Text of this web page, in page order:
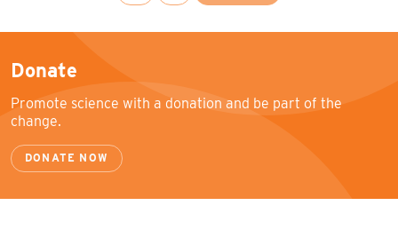
Donate
Promote science with a donation and be part of the
change.
DONATE NOW